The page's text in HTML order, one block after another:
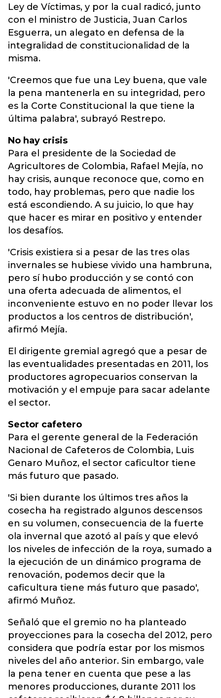
Ley de Víctimas, y por la cual radicó, junto
con el ministro de Justicia, Juan Carlos
Esguerra, un alegato en defensa de la
integralidad de constitucionalidad de la
misma.
'Creemos que fue una Ley buena, que vale
la pena mantenerla en su integridad, pero
es la Corte Constitucional la que tiene la
última palabra', subrayó Restrepo.
No hay crisis
Para el presidente de la Sociedad de
Agricultores de Colombia, Rafael Mejía, no
hay crisis, aunque reconoce que, como en
todo, hay problemas, pero que nadie los
está escondiendo. A su juicio, lo que hay
que hacer es mirar en positivo y entender
los desafíos.
'Crisis existiera si a pesar de las tres olas
invernales se hubiese vivido una hambruna,
pero sí hubo producción y se contó con
una oferta adecuada de alimentos, el
inconveniente estuvo en no poder llevar los
productos a los centros de distribución',
afirmó Mejía.
El dirigente gremial agregó que a pesar de
las eventualidades presentadas en 2011, los
productores agropecuarios conservan la
motivación y el empuje para sacar adelante
el sector.
Sector cafetero
Para el gerente general de la Federación
Nacional de Cafeteros de Colombia, Luis
Genaro Muñoz, el sector caficultor tiene
más futuro que pasado.
'Si bien durante los últimos tres años la
cosecha ha registrado algunos descensos
en su volumen, consecuencia de la fuerte
ola invernal que azotó al país y que elevó
los niveles de infección de la roya, sumado a
la ejecución de un dinámico programa de
renovación, podemos decir que la
caficultura tiene más futuro que pasado',
afirmó Muñoz.
Señaló que el gremio no ha planteado
proyecciones para la cosecha del 2012, pero
considera que podría estar por los mismos
niveles del año anterior. Sin embargo, vale
la pena tener en cuenta que pese a las
menores producciones, durante 2011 los